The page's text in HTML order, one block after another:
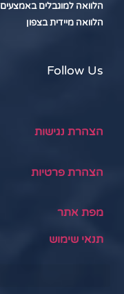
הלוואה למוגבלים באמצעים
הלוואה מיידית בצפון
Follow Us
הצהרת נגישות
הצהרת פרטיות
מפת אתר
תנאי שימוש